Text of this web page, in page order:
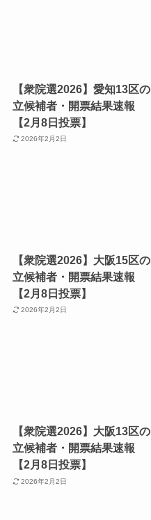
【衆院選2026】愛知13区の
立候補者・開票結果速報
【2月8日投票】
2026年2月2日
【衆院選2026】大阪15区の
立候補者・開票結果速報
【2月8日投票】
2026年2月2日
【衆院選2026】大阪13区の
立候補者・開票結果速報
【2月8日投票】
2026年2月2日